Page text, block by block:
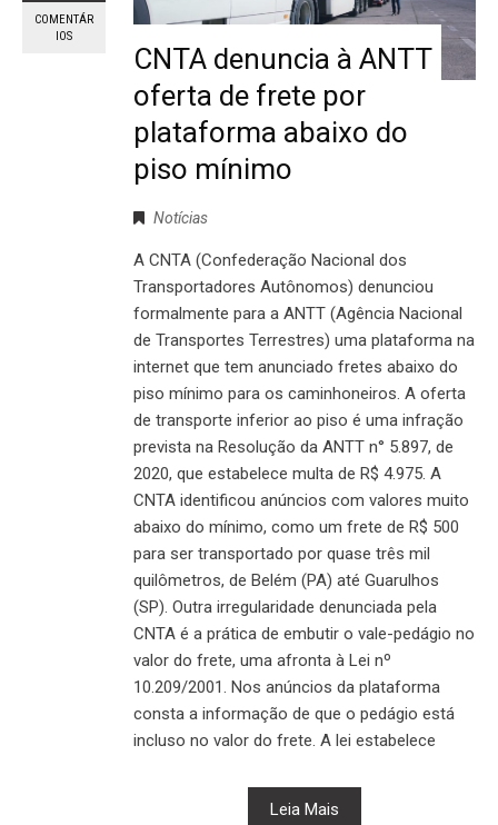
COMENTÁR
IOS
CNTA denuncia à ANTT
oferta de frete por
plataforma abaixo do
piso mínimo
Notícias
A CNTA (Confederação Nacional dos
Transportadores Autônomos) denunciou
formalmente para a ANTT (Agência Nacional
de Transportes Terrestres) uma plataforma na
internet que tem anunciado fretes abaixo do
piso mínimo para os caminhoneiros. A oferta
de transporte inferior ao piso é uma infração
prevista na Resolução da ANTT n° 5.897, de
2020, que estabelece multa de R$ 4.975. A
CNTA identificou anúncios com valores muito
abaixo do mínimo, como um frete de R$ 500
para ser transportado por quase três mil
quilômetros, de Belém (PA) até Guarulhos
(SP). Outra irregularidade denunciada pela
CNTA é a prática de embutir o vale-pedágio no
valor do frete, uma afronta à Lei nº
10.209/2001. Nos anúncios da plataforma
consta a informação de que o pedágio está
incluso no valor do frete. A lei estabelece
Leia Mais